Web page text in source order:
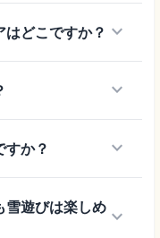
どこですか？ keyboard_arrow_down
keyboard_arrow_down
すか？ keyboard_arrow_down
雪遊びは楽しめ keyboard_arrow_down